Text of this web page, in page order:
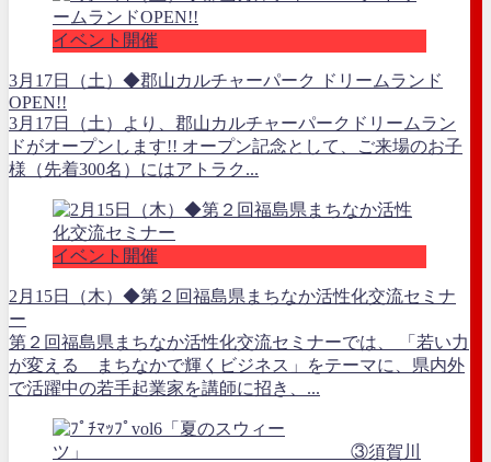
イベント開催
3月17日（土）◆郡山カルチャーパーク ドリームランド
OPEN!!
3月17日（土）より、郡山カルチャーパークドリームラン
ドがオープンします!! オープン記念として、ご来場のお子
様（先着300名）にはアトラク...
イベント開催
2月15日（木）◆第２回福島県まちなか活性化交流セミナ
ー
第２回福島県まちなか活性化交流セミナーでは、 「若い力
が変える まちなかで輝くビジネス」をテーマに、県内外
で活躍中の若手起業家を講師に招き、...